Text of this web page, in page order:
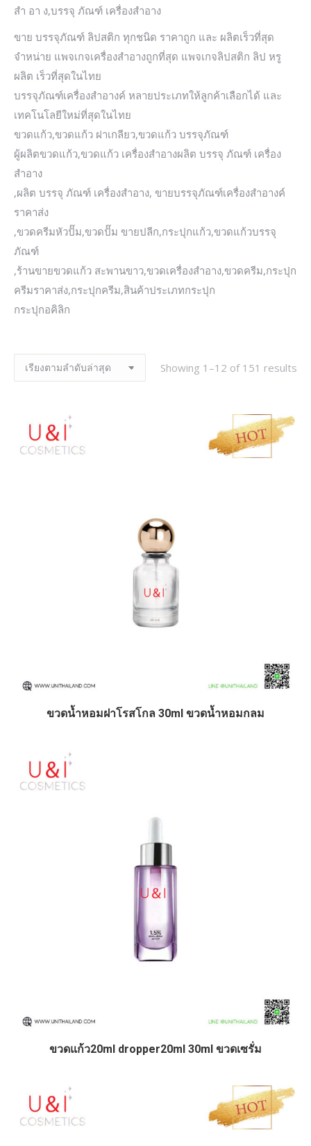
สํา อา ง,บรรจุ ภัณฑ์ เครื่องสำอาง
ขาย บรรจุภัณฑ์ ลิปสติก ทุกชนิด ราคาถูก และ ผลิตเร็วที่สุด
จำหน่าย แพจเกจเครื่องสำอางถูกที่สุด แพจเกจลิปสติก ลิป หรู
ผลิต เร็วที่สุดในไทย
บรรจุภัณฑ์เครื่องสำอางค์ หลายประเภทให้ลูกค้าเลือกได้ และ
เทคโนโลยีใหม่ที่สุดในไทย
ขวดแก้ว,ขวดแก้ว ฝาเกลียว,ขวดแก้ว บรรจุภัณฑ์
ผู้ผลิตขวดแก้ว,ขวดแก้ว เครื่องสําอางผลิต บรรจุ ภัณฑ์ เครื่อง
สำอาง
,ผลิต บรรจุ ภัณฑ์ เครื่องสำอาง, ขายบรรจุภัณฑ์เครื่องสําอางค์
ราคาส่ง
,ขวดครีมหัวปั๊ม,ขวดปั๊ม ขายปลีก,กระปุกแก้ว,ขวดแก้วบรรจุ
ภัณฑ์
,ร้านขายขวดแก้ว สะพานขาว,ขวดเครื่องสำอาง,ขวดครีม,กระปุก
ครีมราคาส่ง,กระปุกครีม,สินค้าประเภทกระปุก
กระปุกอคิลิก
Showing 1–12 of 151 results
ขวดน้ำหอมฝาโรสโกล 30ml ขวดน้ำหอมกลม
ขวดแก้ว20ml dropper20ml 30ml ขวดเซรั่ม